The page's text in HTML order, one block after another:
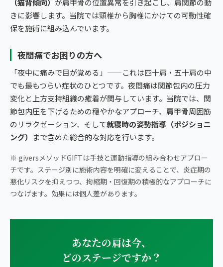
（猫背傾向） が肩甲骨の位置異常を引き起こし、肩関節の動
きに影響します。当院では頸椎から胸椎にかけての可動性確
保を施術に組み込んでいます。
夜間痛でお困りの方へ
「夜中に痛みで目が覚める」——これは四十肩・五十肩の中
でも最もつらい症状のひとつです。夜間痛は関節包内の圧力
変化と上方支持組織の癒着が関与しています。当院では、関
節包内圧を下げるための穏やかなアプローチ、肩甲骨周囲筋
のリラクゼーション、そして就寝時の姿勢指導（ポジショニ
ング）
まで含めた総合的な対応を行います。
※ giversメソッドGIFTは手技と運動指導の組み合わせアプロー
チです。ステージ別に施術内容を明確に変えることで、炎症期の
悪化リスクを抑えつつ、拘縮期・回復期の積極的なアプローチに
つなげます。効果には個人差があります。
あなたの肩は今、
どのステージですか？